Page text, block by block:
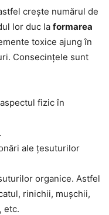
crește numărul de
lor duc la formarea
toxice ajung în
Consecințele sunt
fizic în
ale țesuturilor
organice. Astfel
rinichii, mușchii,
etc.